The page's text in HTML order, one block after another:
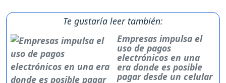
Te gustaría leer también:
Empresas impulsa el
uso de pagos
electrónicos en una
era donde es posible
pagar desde un celular